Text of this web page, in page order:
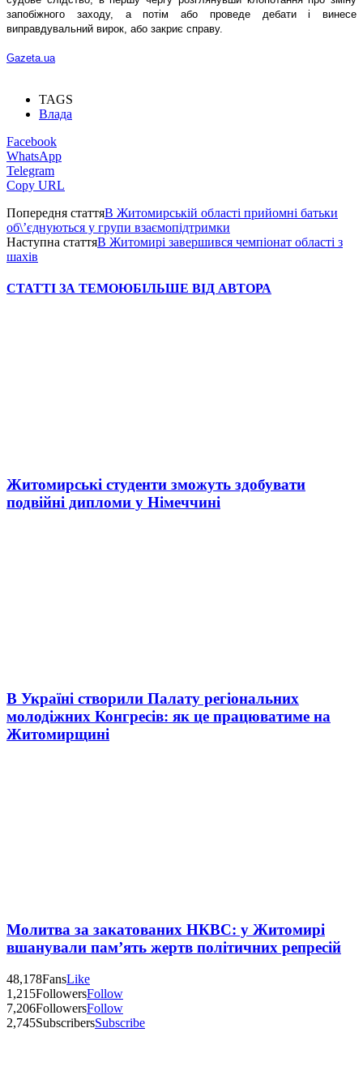
запобіжного заходу, а потім або проведе дебати і винесе
виправдувальний вирок, або закриє справу.
Gazeta.ua
TAGS
Влада
Facebook
WhatsApp
Telegram
Copy URL
Попередня статтяВ Житомирській області прийомні батьки
об\’єднуються у групи взаємопідтримки
Наступна статтяВ Житомирі завершився чемпіонат області з
шахів
СТАТТІ ЗА ТЕМОЮБІЛЬШЕ ВІД АВТОРА
Житомирські студенти зможуть здобувати
подвійні дипломи у Німеччині
В Україні створили Палату регіональних
молодіжних Конгресів: як це працюватиме на
Житомирщині
Молитва за закатованих НКВС: у Житомирі
вшанували пам’ять жертв політичних репресій
48,178FansLike
1,215FollowersFollow
7,206FollowersFollow
2,745SubscribersSubscribe